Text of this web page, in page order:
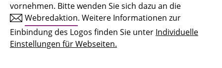
vornehmen. Bitte wenden Sie sich dazu an die
Webredaktion. Weitere Informationen zur
Einbindung des Logos finden Sie unter Individuelle
Einstellungen für Webseiten.